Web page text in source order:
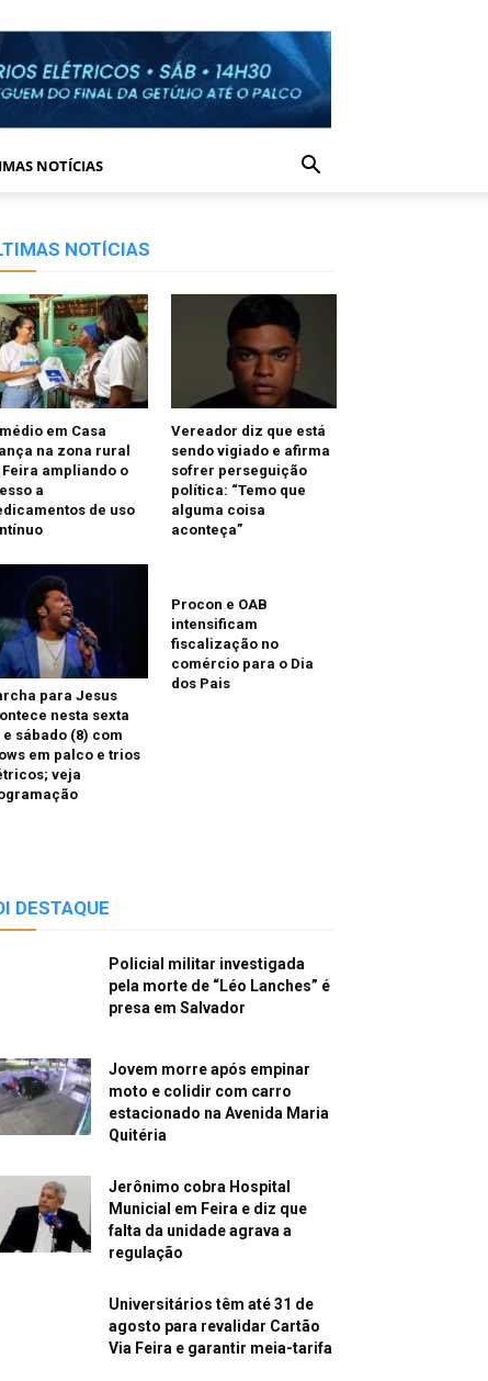
NOTÍCIAS
NOTÍCIAS
em Casa
na zona rural
Feira ampliando o
a
de uso
Vereador diz que está
sendo vigiado e afirma
sofrer perseguição
política: “Temo que
alguma coisa
aconteça”
para Jesus
nesta sexta
e sábado (8) com
em palco e trios
veja
Procon e OAB
intensificam
fiscalização no
comércio para o Dia
dos Pais
DESTAQUE
Policial militar investigada
pela morte de “Léo Lanches” é
presa em Salvador
Jovem morre após empinar
moto e colidir com carro
estacionado na Avenida Maria
Quitéria
Jerônimo cobra Hospital
Municial em Feira e diz que
falta da unidade agrava a
regulação
Universitários têm até 31 de
agosto para revalidar Cartão
Via Feira e garantir meia-tarifa